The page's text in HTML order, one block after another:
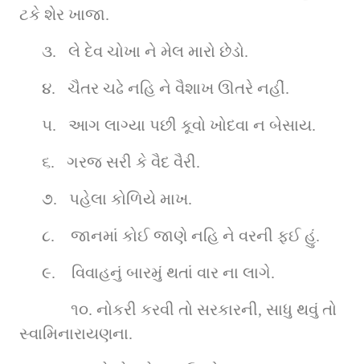
ટકે શેર ખાજા.
૩.   લે દેવ ચોખા ને મેલ મારો છેડો.
૪.   ચૈતર ચઢે નહિ ને વૈશાખ ઊતરે નહીં.
૫.   આગ લાગ્યા પછી કૂવો ખોદવા ન બેસાય.
૬.   ગરજ સરી કે વૈદ વૈરી.
૭.   પહેલા કોળિયે માખ.
૮.    જાનમાં કોઈ જાણે નહિ ને વરની ફઈ હું.
૯.    વિવાહનું બારમું થતાં વાર ના લાગે.
સ્વામિનારાયણના.